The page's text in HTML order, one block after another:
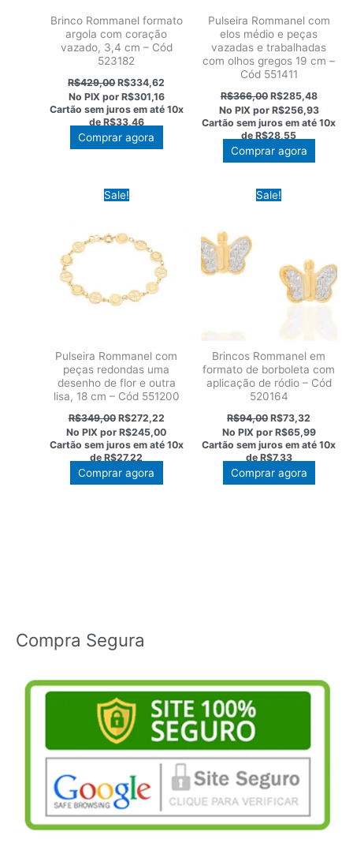
Brinco Rommanel formato
argola com coração
vazado, 3,4 cm – Cód
523182
R$429,00O
preço
original
era:
R$429,00.
R$334,62
atual
é:
R$334,62.
No PIX por R$301,16
Cartão sem juros em até 10x
deR$33,46
Comprar agora
Pulseira Rommanel com
elos médio e peças
vazadas e trabalhadas
com olhos gregos 19 cm –
Cód 551411
R$366,00 O
preço
original
era:
R$366,00.
R$285,48O
preço
atual
é:
No PIX por R$256,93
Cartão sem juros em até10x
de R$28,55
Comprar agora
Sale!
Pulseira Rommanel com
peças redondas uma
desenho de flor e outra
lisa, 18 cm – Cód 551200
R$349,00 O
preço
original
era:
R$349,00.
R$272,22O
preço
atual
é:
No PIX porR$245,00
Cartão sem juros em até 10x
de R$27,22
Comprar agora
Sale!
Brincos Rommanel em
formato de borboleta com
aplicação de ródio – Cód
520164
R$94,00O
preço
original
era:
R$94,00.
R$73,32
preço
atual
é:
R$73,32.
No PIX por R$65,99
Cartão sem juros em até10x
deR$7,33
Comprar agora
Compra Segura